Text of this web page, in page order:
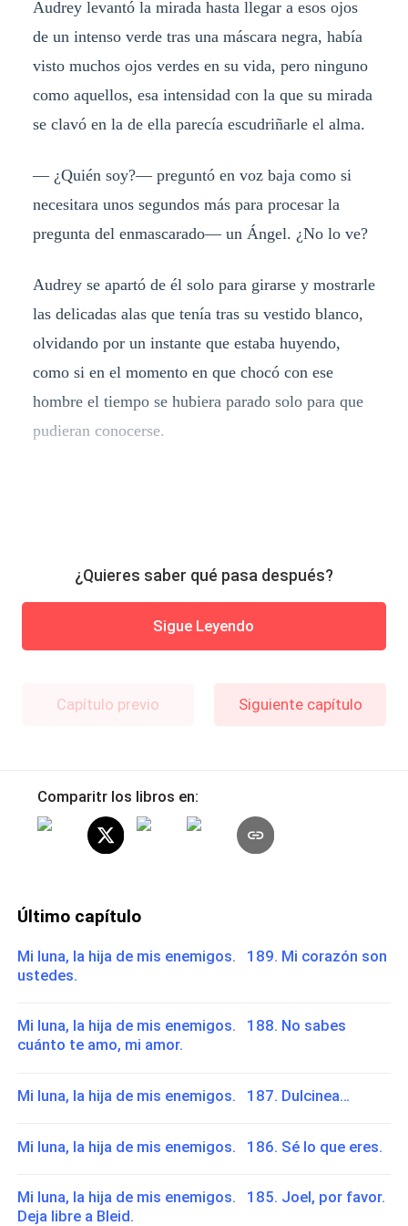
Audrey levantó la mirada hasta llegar a esos ojos
de un intenso verde tras una máscara negra, había
visto muchos ojos verdes en su vida, pero ninguno
como aquellos, esa intensidad con la que su mirada
se clavó en la de ella parecía escudriñarle el alma.
— ¿Quién soy?— preguntó en voz baja como si
necesitara unos segundos más para procesar la
pregunta del enmascarado— un Ángel. ¿No lo ve?
Audrey se apartó de él solo para girarse y mostrarle
las delicadas alas que tenía tras su vestido blanco,
olvidando por un instante que estaba huyendo,
como si en el momento en que chocó con ese
hombre el tiempo se hubiera parado solo para que
pudieran conocerse.
¿Quieres saber qué pasa después?
Sigue Leyendo
Capítulo previo Siguiente capítulo
Comparitr los libros en:
Último capítulo
Mi luna, la hija de mis enemigos. 189. Mi corazón son
ustedes.
Mi luna, la hija de mis enemigos. 188. No sabes
cuánto te amo, mi amor.
Mi luna, la hija de mis enemigos. 187. Dulcinea…
Mi luna, la hija de mis enemigos. 186. Sé lo que eres.
Mi luna, la hija de mis enemigos. 185. Joel, por favor.
Deja libre a Bleid.